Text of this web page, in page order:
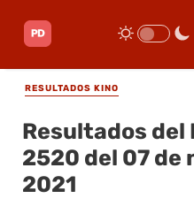
RESULTADOS KINO
Resultados del
2520 del 07 de
2021